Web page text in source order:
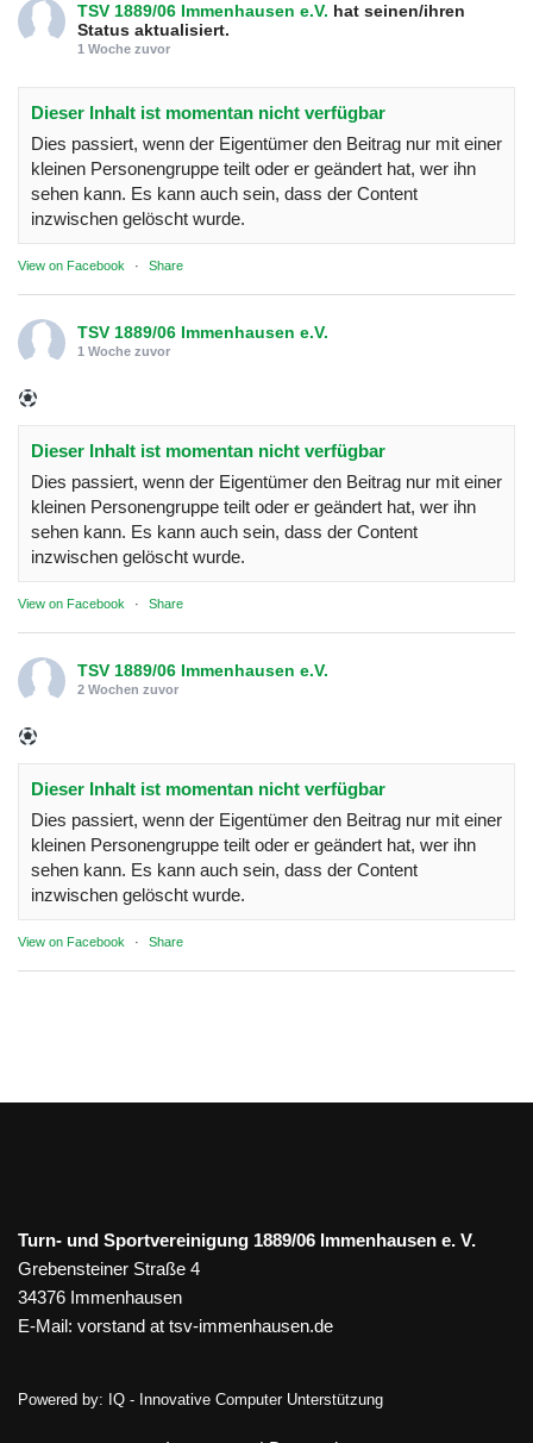
TSV 1889/06 Immenhausen e.V. hat seinen/ihren
Status aktualisiert.
1 Woche zuvor
Dieser Inhalt ist momentan nicht verfügbar
Dies passiert, wenn der Eigentümer den Beitrag nur mit einer
kleinen Personengruppe teilt oder er geändert hat, wer ihn
sehen kann. Es kann auch sein, dass der Content
inzwischen gelöscht wurde.
View on Facebook · Share
TSV 1889/06 Immenhausen e.V.
1 Woche zuvor
Dieser Inhalt ist momentan nicht verfügbar
Dies passiert, wenn der Eigentümer den Beitrag nur mit einer
kleinen Personengruppe teilt oder er geändert hat, wer ihn
sehen kann. Es kann auch sein, dass der Content
inzwischen gelöscht wurde.
View on Facebook · Share
TSV 1889/06 Immenhausen e.V.
2 Wochen zuvor
Dieser Inhalt ist momentan nicht verfügbar
Dies passiert, wenn der Eigentümer den Beitrag nur mit einer
kleinen Personengruppe teilt oder er geändert hat, wer ihn
sehen kann. Es kann auch sein, dass der Content
inzwischen gelöscht wurde.
View on Facebook · Share
Turn- und Sportvereinigung 1889/06 Immenhausen e. V.
Grebensteiner Straße 4
34376 Immenhausen
E-Mail: vorstand at tsv-immenhausen.de
Powered by: IQ - Innovative Computer Unterstützung